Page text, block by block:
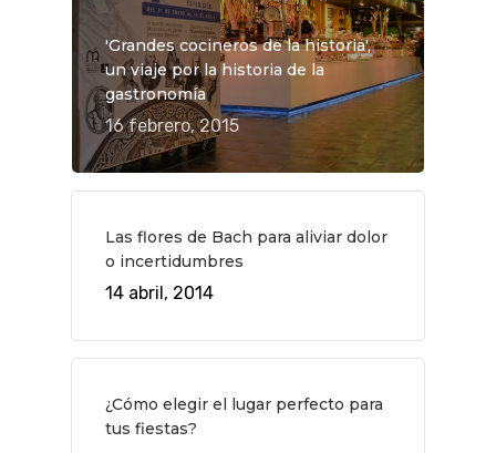
'Grandes cocineros de la historia',
un viaje por la historia de la
gastronomía
16 febrero, 2015
Las flores de Bach para aliviar dolor
o incertidumbres
14 abril, 2014
¿Cómo elegir el lugar perfecto para
tus fiestas?